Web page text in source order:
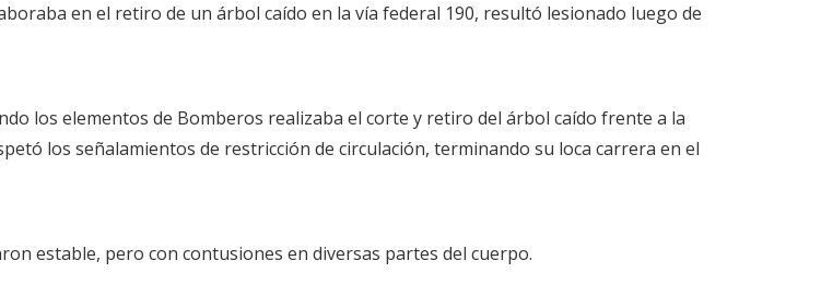
en el retiro de un árbol caído en la vía federal 190, resultó lesionado luego de
los elementos de Bomberos realizaba el corte y retiro del árbol caído frente a la
los señalamientos de restricción de circulación, terminando su loca carrera en el
estable, pero con contusiones en diversas partes del cuerpo.